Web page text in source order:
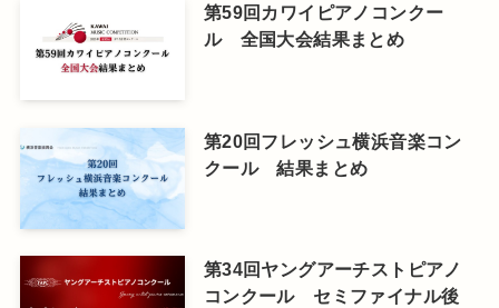
第59回カワイピアノコンクー
ル 全国大会結果まとめ
第20回フレッシュ横浜音楽コン
クール 結果まとめ
第34回ヤングアーチストピアノ
コンクール セミファイナル後